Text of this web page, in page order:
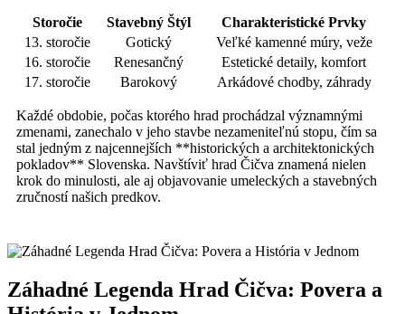
Storočie Stavebný Štýl
Charakteristické Prvky
13. storočie
Gotický
Veľké kamenné múry, veže
16. storočie
Renesančný
Estetické detaily, komfort
17. storočie
Barokový Arkádové chodby, záhrady
Každé obdobie, počas ktorého hrad prochádzal významnými
zmenami, zanechalo v jeho stavbe nezameniteľnú stopu, čím sa
stal jedným z najcennejších **historických a architektonických
pokladov** Slovenska. Navštíviť hrad Čičva znamená nielen
krok do minulosti, ale aj objavovanie umeleckých a stavebných
zručností našich predkov.
Záhadné Legenda Hrad Čičva: Povera a